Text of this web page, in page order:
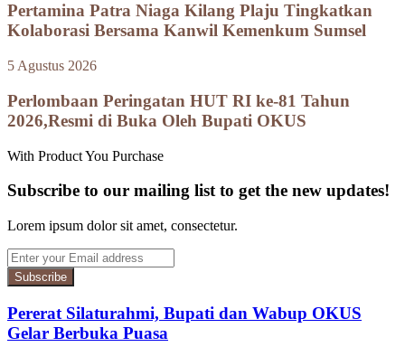
Pertamina Patra Niaga Kilang Plaju Tingkatkan
Kolaborasi Bersama Kanwil Kemenkum Sumsel
5 Agustus 2026
Perlombaan Peringatan HUT RI ke-81 Tahun
2026,Resmi di Buka Oleh Bupati OKUS
With Product You Purchase
Subscribe to our mailing list to get the new updates!
Lorem ipsum dolor sit amet, consectetur.
Enter
your
Email
address
Pererat Silaturahmi, Bupati dan Wabup OKUS
Gelar Berbuka Puasa